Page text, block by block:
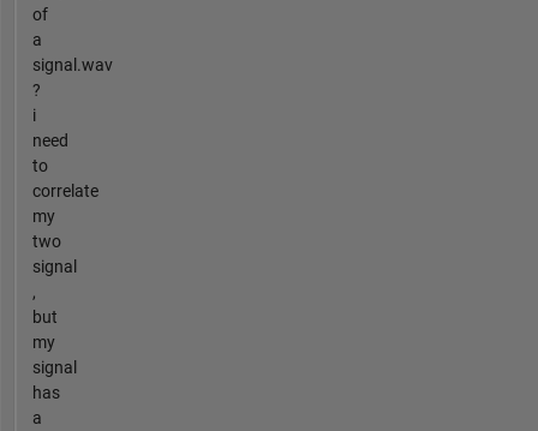
of
a
signal.wav
?
i
need
to
correlate
my
two
signal
,
but
my
signal
has
a